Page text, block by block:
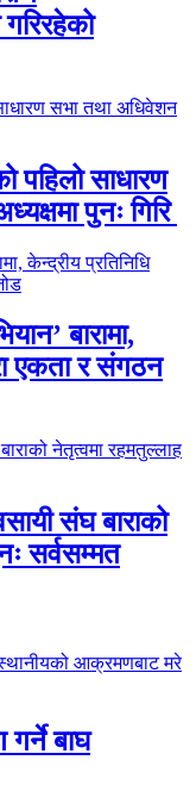
पहिलो साधारण
पुनः गिरि
बारामा,
एकता र संगठन
संघ बाराको
सर्वसम्मत
गर्ने बाघ